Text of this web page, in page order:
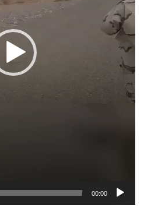
00:00